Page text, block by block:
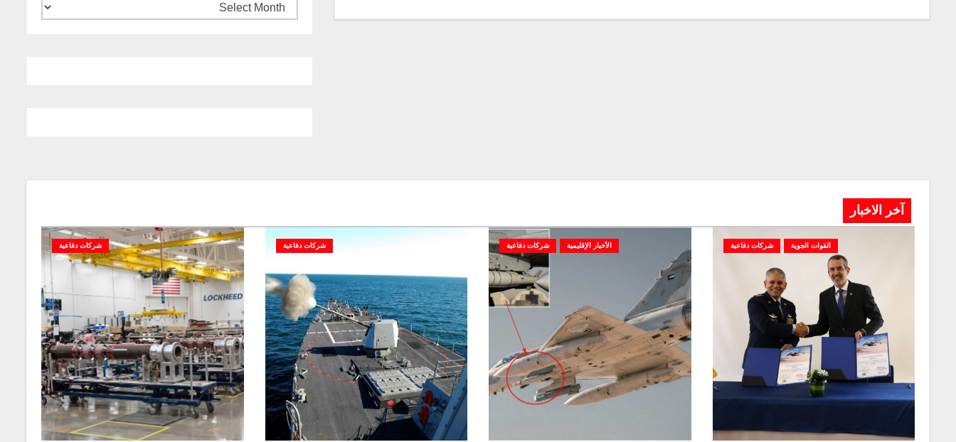
آخر الاخبار
القوات الجوية شركات دفاعية الأخبار الإقليمية شركات دفاعية شركات دفاعية شركات دفاعية